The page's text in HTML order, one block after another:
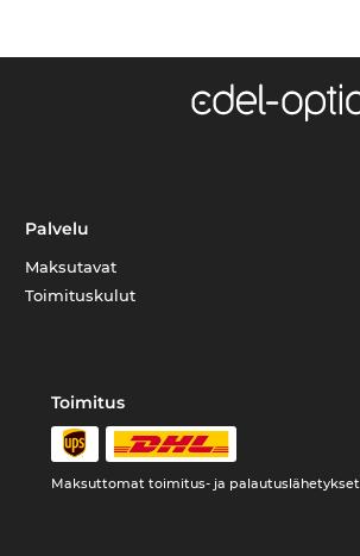
Palvelu
Maksutavat
Toimituskulut
Toimitus
Maksuttomat toimitus- ja palautuslähetykset